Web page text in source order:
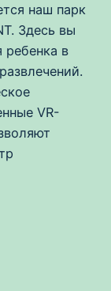
наш парк
Здесь вы
в
VR-